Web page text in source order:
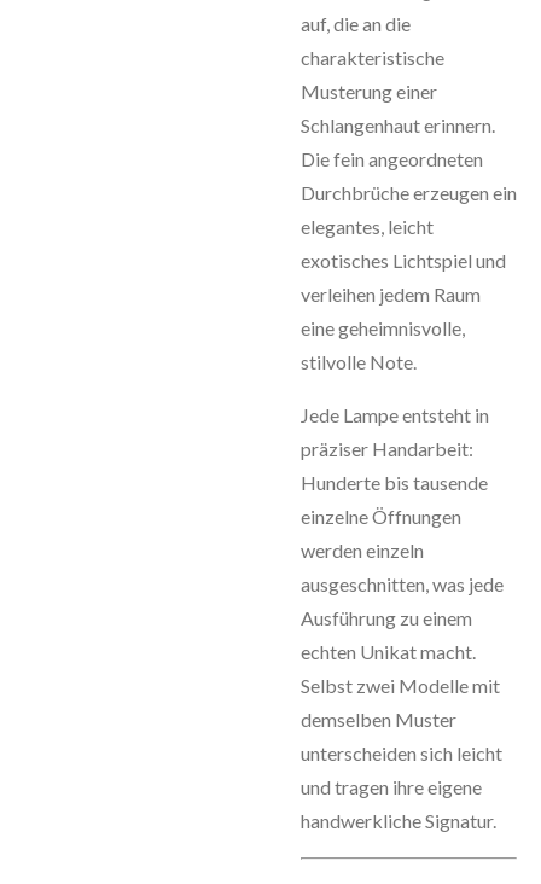
auf, die an die
charakteristische
Musterung einer
Schlangenhaut erinnern.
Die fein angeordneten
Durchbrüche erzeugen ein
elegantes, leicht
exotisches Lichtspiel und
verleihen jedem Raum
eine geheimnisvolle,
stilvolle Note.
Jede Lampe entsteht in
präziser Handarbeit:
Hunderte bis tausende
einzelne Öffnungen
werden einzeln
ausgeschnitten, was jede
Ausführung zu einem
echten Unikat macht.
Selbst zwei Modelle mit
demselben Muster
unterscheiden sich leicht
und tragen ihre eigene
handwerkliche Signatur.